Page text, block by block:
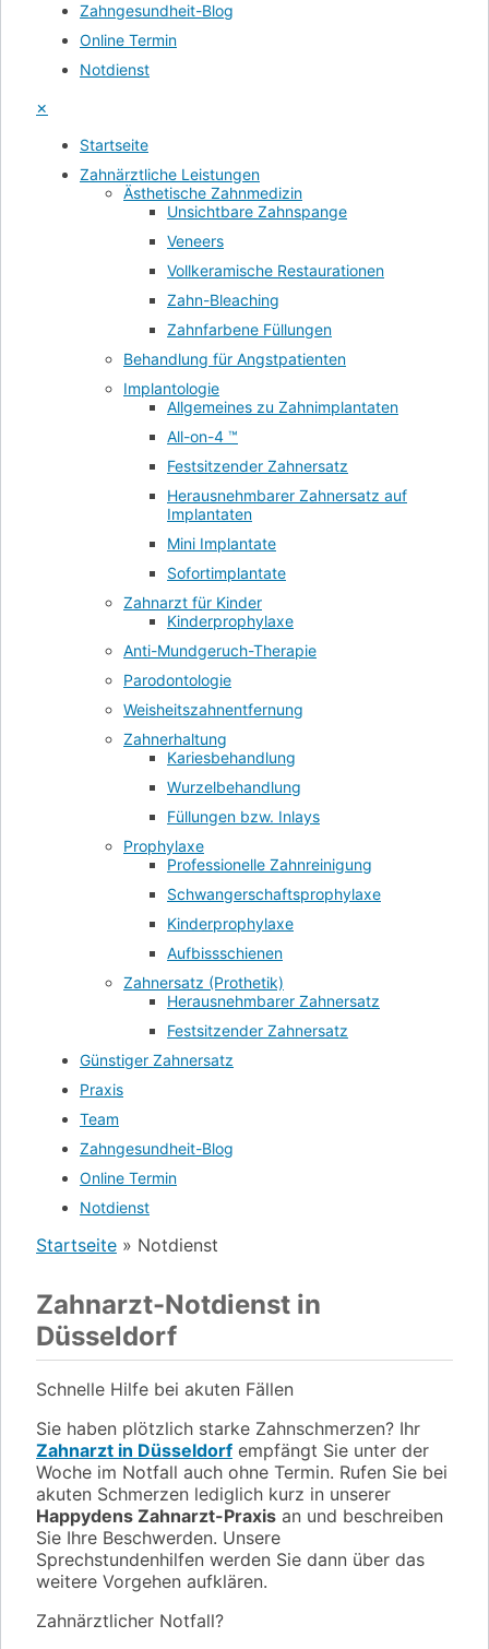
Zahngesundheit-Blog
Online Termin
Notdienst
×
Startseite
Zahnärztliche Leistungen
Ästhetische Zahnmedizin
Unsichtbare Zahnspange
Veneers
Vollkeramische Restaurationen
Zahn-Bleaching
Zahnfarbene Füllungen
Behandlung für Angstpatienten
Implantologie
Allgemeines zu Zahnimplantaten
All-on-4 ™
Festsitzender Zahnersatz
Herausnehmbarer Zahnersatz auf
Implantaten
Mini Implantate
Sofortimplantate
Zahnarzt für Kinder
Kinderprophylaxe
Anti-Mundgeruch-Therapie
Parodontologie
Weisheitszahnentfernung
Zahnerhaltung
Kariesbehandlung
Wurzelbehandlung
Füllungen bzw. Inlays
Prophylaxe
Professionelle Zahnreinigung
Schwangerschaftsprophylaxe
Kinderprophylaxe
Aufbissschienen
Zahnersatz (Prothetik)
Herausnehmbarer Zahnersatz
Festsitzender Zahnersatz
Günstiger Zahnersatz
Praxis
Team
Zahngesundheit-Blog
Online Termin
Notdienst
Startseite » Notdienst
Zahnarzt-Notdienst in
Düsseldorf
Schnelle Hilfe bei akuten Fällen
Sie haben plötzlich starke Zahnschmerzen? Ihr
Zahnarzt in Düsseldorf empfängt Sie unter der
Woche im Notfall auch ohne Termin. Rufen Sie bei
akuten Schmerzen lediglich kurz in unserer
Happydens Zahnarzt-Praxis an und beschreiben
Sie Ihre Beschwerden. Unsere
Sprechstundenhilfen werden Sie dann über das
weitere Vorgehen aufklären.
Zahnärztlicher Notfall?